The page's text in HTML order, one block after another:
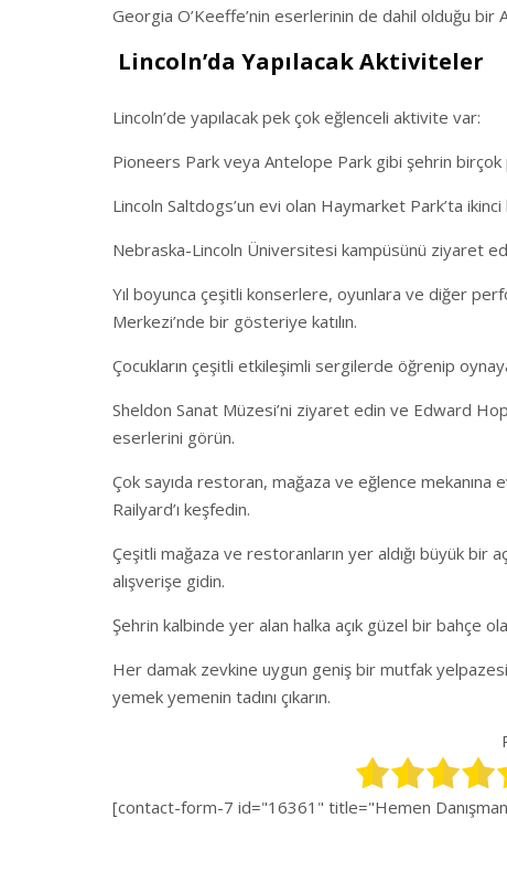
Georgia O’Keeffe’nin eserlerinin de dahil olduğu bir
Lincoln’da Yapılacak Aktiviteler
Lincoln’de yapılacak pek çok eğlenceli aktivite var:
Pioneers Park veya Antelope Park gibi şehrin birçok
Lincoln Saltdogs’un evi olan Haymarket Park’ta
Nebraska-Lincoln Üniversitesi kampüsünü ziyaret
Yıl boyunca çeşitli konserlere, oyunlara ve diğer
Merkezi’nde bir gösteriye katılın.
Çocukların çeşitli etkileşimli sergilerde öğrenip
Sheldon Sanat Müzesi’ni ziyaret edin ve Edward
eserlerini görün.
Çok sayıda restoran, mağaza ve eğlence mekanına
Railyard’ı keşfedin.
Çeşitli mağaza ve restoranların yer aldığı büyük bir
alışverişe gidin.
Şehrin kalbinde yer alan halka açık güzel bir bahçe
Her damak zevkine uygun geniş bir mutfak
yemek yemenin tadını çıkarın.
[contact-form-7 id="16361" title="Hemen